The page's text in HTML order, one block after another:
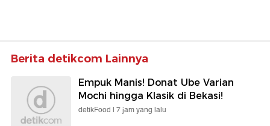
Berita detikcom Lainnya
Empuk Manis! Donat Ube Varian
Mochi hingga Klasik di Bekasi!
detikFood | 7 jam yang lalu